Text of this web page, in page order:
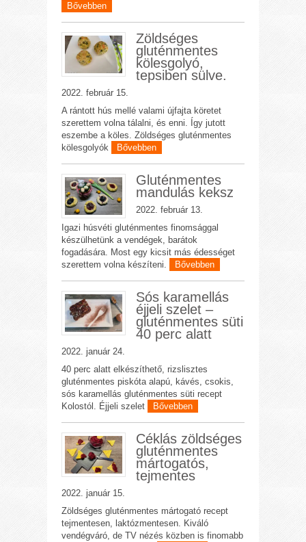
Bővebben
Zöldséges
gluténmentes
kölesgolyó,
tepsiben sülve.
2022. február 15.
A rántott hús mellé valami újfajta köretet
szerettem volna tálalni, és enni. Így jutott
eszembe a köles. Zöldséges gluténmentes
kölesgolyók
Bővebben
Gluténmentes
mandulás keksz
2022. február 13.
Igazi húsvéti gluténmentes finomsággal
készülhetünk a vendégek, barátok
fogadására. Most egy kicsit más édességet
szerettem volna készíteni.
Bővebben
Sós karamellás
éjjeli szelet –
gluténmentes süti
40 perc alatt
2022. január 24.
40 perc alatt elkészíthető, rizslisztes
gluténmentes piskóta alapú, kávés, csokis,
sós karamellás gluténmentes süti recept
Kolostól. Éjjeli szelet
Bővebben
Céklás zöldséges
gluténmentes
mártogatós,
tejmentes
2022. január 15.
Zöldséges gluténmentes mártogató recept
tejmentesen, laktózmentesen. Kiváló
vendégváró, de TV nézés közben is finomabb